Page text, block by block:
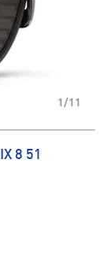
1/11
8 51